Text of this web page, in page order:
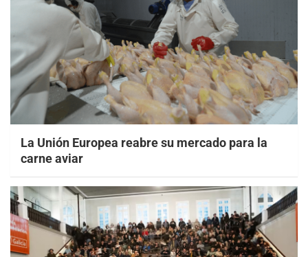
La Unión Europea reabre su mercado para la
carne aviar